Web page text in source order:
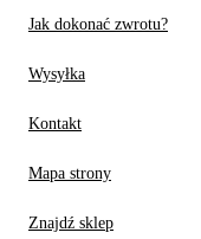
Jak dokonać zwrotu?
Wysyłka
Kontakt
Mapa strony
Znajdź sklep